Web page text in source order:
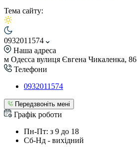
Тема сайту:
0932011574
Наша адреса
м Одесса вулиця Євгена Чикаленка, 86
Телефони
0932011574
Передзвоніть мені
Графік роботи
Пн-Пт: з 9 до 18
Сб-Нд - вихідний